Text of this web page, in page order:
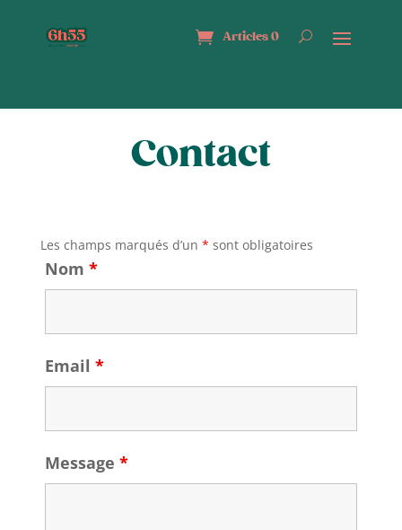
Articles 0
Contact
Les champs marqués d’un * sont obligatoires
Nom *
Email *
Message *